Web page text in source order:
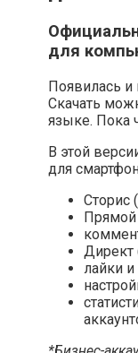
для
Появилась и
Скачать
языке. Пока
В этой
для
Сторис
Директ
лайки